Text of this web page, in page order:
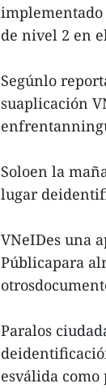
de nivel 2 en
Segúnlo
suaplicación
Soloen la
lugar
VNeIDes una
Públicapara
Paralos
esválida